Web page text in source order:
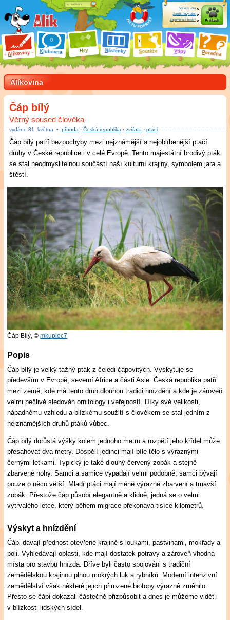
Alíkoviny Klubovna Hry Nástěnky Soutěže Vtipy Poradna
Výhody účtu
Založit nový účet
Zapomenuté heslo?
Přihlásit
Alíkovina
Čáp bílý
Věrný soused člověka
vydáno 31 května • příroda · Česká republika · zvířata · ptáci
Čáp bílý patří bezpochyby mezi nejznámější a nejoblíbenější ptačí
druhy v České republice i v celé Evropě. Tento majestátní brodivý pták
se stal neodmyslitelnou součástí naší kulturní krajiny, symbolem jara a
štěstí.
Čáp Bílý,©mkupiec7
Popis
Čáp bílý je velký tažný pták z čeledi čápovitých. Vyskytuje se
především v Evropě, severní Africe a části Asie. Česká republika patří
mezi země, kde má tento druh dlouhou tradici hnízdění a kde je zároveň
velmi pečlivě sledován ornitology i veřejností. Díky své velikosti,
nápadnému vzhledu a blízkému soužití s člověkem se stal jedním z
nejznámějších druhů ptáků vůbec.
Čáp bílý dorůstá výšky kolem jednoho metru a rozpětí jeho křídel může
přesahovat dva metry. Dospělí jedinci mají bílé tělo s výraznými
černými letkami. Typický je také dlouhý červený zobák a stejně
zbarvené nohy. Samci a samice vypadají velmi podobně, samci bývají
pouze o něco větší. Mladí ptáci mají méně výrazné zbarvení a tmavší
zobák. Přestože čáp působí elegantně a klidně, jedná se o velmi
vytrvalého letce, který během migrace překonává tisíce kilometrů.
Výskyt a hnízdění
Čápi dávají přednost otevřené krajině s loukami, pastvinami, mokřady a
poli. Vyhledávají oblasti, kde mají dostatek potravy a zároveň vhodná
místa pro stavbu hnízda. Dříve byli často spojováni s tradiční
zemědělskou krajinou plnou mokrých luk a rybníků. Moderní intenzivní
zemědělství však některé jejich přirozené biotopy výrazně změnilo.
Přesto se čápi dokázali částečně přizpůsobit a dnes je můžeme vidět i
v blízkosti lidských sídel.